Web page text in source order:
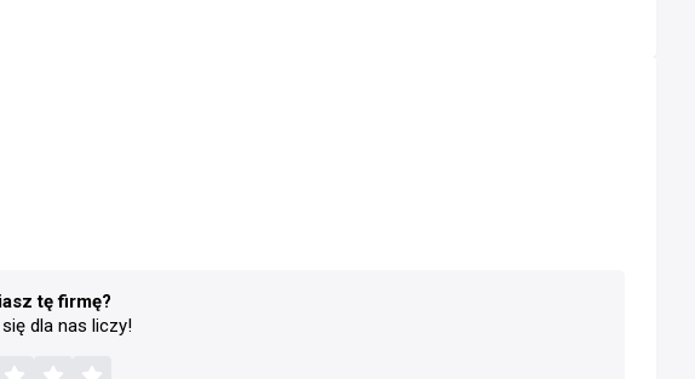
tę firmę?
dla nas liczy!